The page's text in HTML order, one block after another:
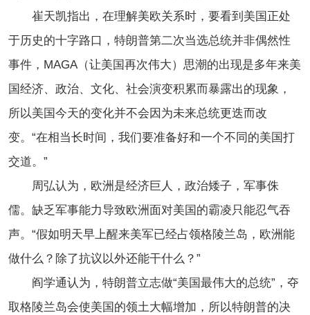
崔天凯指出，在理解美欧关系时，要看到美国正处
于历史的十字路口，特朗普第二次当选总统并非偶然性
事件，MAGA（让美国再次伟大）思潮的出现是多年来美
国经济、政治、文化、社会演变积累而暴露出的现象，
所以美国今天的变化并不会因为未来总统更迭而改
变。“在相当长时间，我们要准备好和一个不同的美国打
交道。”
周弘认为，欧洲是经济巨人，政治矮子，军事侏
儒。缺乏军事能力导致欧洲面对美国的霸凌只能忍气吞
声。“假如明天早上醒来美军已经占领格陵兰岛，欧洲能
做什么？除了抗议以外还能干什么？”
阎学通认为，特朗普立志做“美国最伟大的总统”，夺
取格陵兰岛会使美国的领土大幅增加，所以特朗普的决